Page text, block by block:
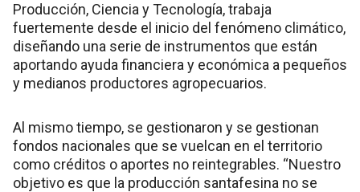
Producción, Ciencia y Tecnología, trabaja
fuertemente desde el inicio del fenómeno climático,
diseñando una serie de instrumentos que están
aportando ayuda financiera y económica a pequeños
y medianos productores agropecuarios.
Al mismo tiempo, se gestionaron y se gestionan
fondos nacionales que se vuelcan en el territorio
como créditos o aportes no reintegrables. “Nuestro
objetivo es que la producción santafesina no se